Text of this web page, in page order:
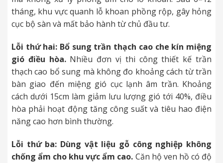
tháng, khu vực quanh lỗ khoan phồng rộp, gây hỏng
cục bộ sàn và mất bảo hành từ chủ đầu tư.
Lỗi thứ hai: Bổ sung trần thạch cao che kín miệng
gió điều hòa.Nhiều đơn vị thi công thiết kế trần
thạch cao bổ sung mà không đo khoảng cách từ trần
bàn giao đến miệng gió cục lạnh âm trần. Khoảng
cách dưới 15cm làm giảm lưu lượng gió tới 40%, điều
hòa phải hoạt động tăng công suất và tiêu hao điện
năng cao hơn bình thường.
Lỗi thứ ba: Dùng vật liệu gỗ công nghiệp không
chống ẩm cho khu vực ẩm cao. Căn hộ ven hồ có độ